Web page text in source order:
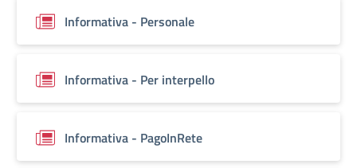
Informativa - Personale
Informativa - Per interpello
Informativa - PagoInRete